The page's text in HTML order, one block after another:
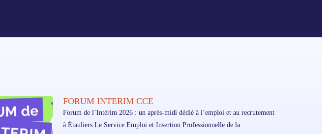
FORUM INTERIM CCE
Forum de l’Intérim 2026 : un après-midi dédié à l’emploi et au recrutement
à Étauliers Le Service Emploi et Insertion Professionnelle de la